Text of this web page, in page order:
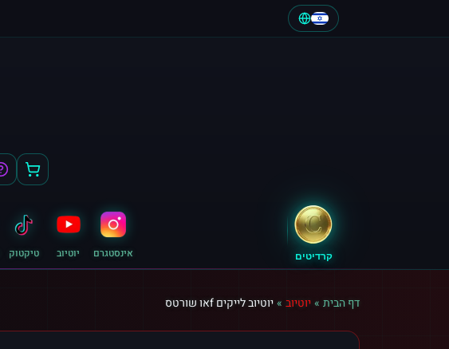
קרדיטים אינסטגרם יוטיוב טיקטוק
דף הבית »יוטיוב »יוטיוב לייקים fאו שורטס